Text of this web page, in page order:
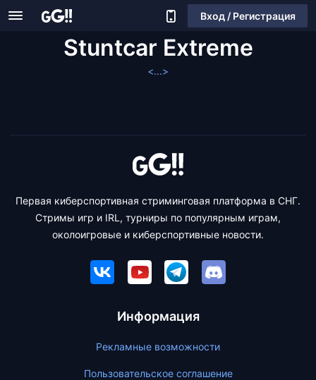
Вход / Регистрация
Stuntcar Extreme
<...>
Первая киберспортивная стриминговая платформа в СНГ.
Стримы игр и IRL, турниры по популярным играм,
околоигровые и киберспортивные новости.
Информация
Рекламные возможности
Пользовательское соглашение